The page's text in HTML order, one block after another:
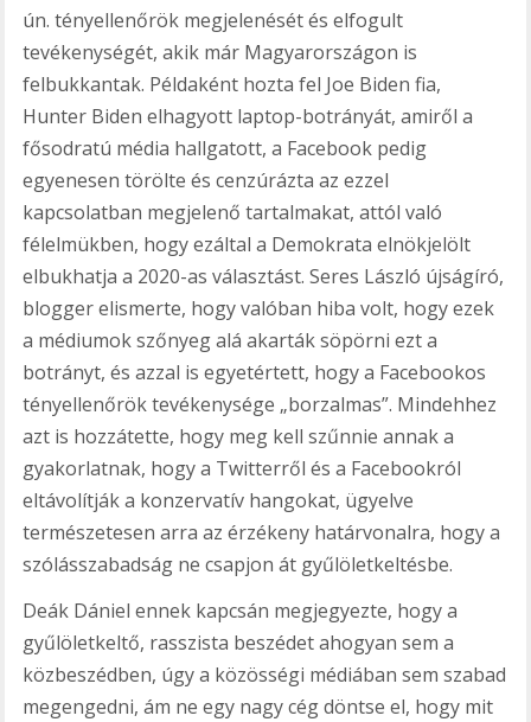
ún. tényellenőrök megjelenését és elfogult
tevékenységét, akik már Magyarországon is
felbukkantak. Példaként hozta fel Joe Biden fia,
Hunter Biden elhagyott laptop-botrányát, amiről a
fősodratú média hallgatott, a Facebook pedig
egyenesen törölte és cenzúrázta az ezzel
kapcsolatban megjelenő tartalmakat, attól való
félelmükben, hogy ezáltal a Demokrata elnökjelölt
elbukhatja a 2020-as választást. Seres László újságíró,
blogger elismerte, hogy valóban hiba volt, hogy ezek
a médiumok szőnyeg alá akarták söpörni ezt a
botrányt, és azzal is egyetértett, hogy a Facebookos
tényellenőrök tevékenysége „borzalmas”. Mindehhez
azt is hozzátette, hogy meg kell szűnnie annak a
gyakorlatnak, hogy a Twitterről és a Facebookról
eltávolítják a konzervatív hangokat, ügyelve
természetesen arra az érzékeny határvonalra, hogy a
szólásszabadság ne csapjon át gyűlöletkeltésbe.
Deák Dániel ennek kapcsán megjegyezte, hogy a
gyűlöletkeltő, rasszista beszédet ahogyan sem a
közbeszédben, úgy a közösségi médiában sem szabad
megengedni, ám ne egy nagy cég döntse el, hogy mit